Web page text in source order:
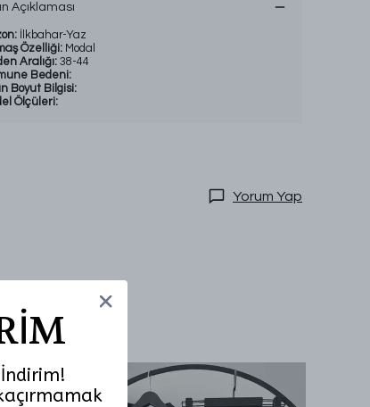
Açıklaması
İlkbahar-Yaz
Özelliği: Modal
Aralığı: 38-44
Bedeni:
Boyut Bilgisi:
Ölçüleri:
Yorum Yap